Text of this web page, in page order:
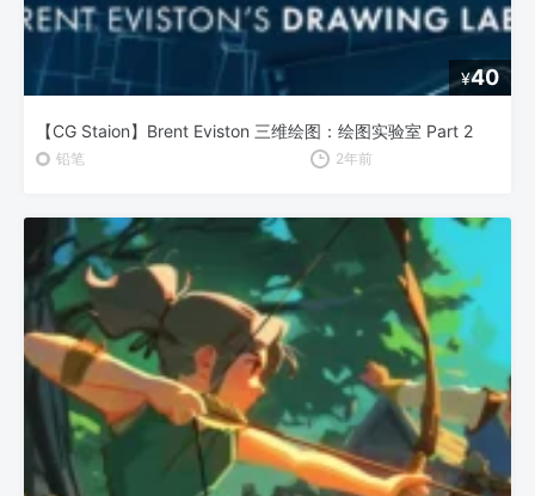
¥40
【CG Staion】Brent Eviston 三维绘图：绘图实验室 Part 2
铅笔 2年前